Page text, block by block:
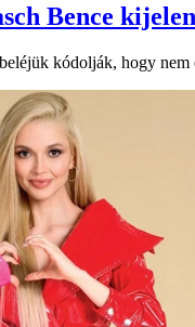
Bence
kódolják, hogy